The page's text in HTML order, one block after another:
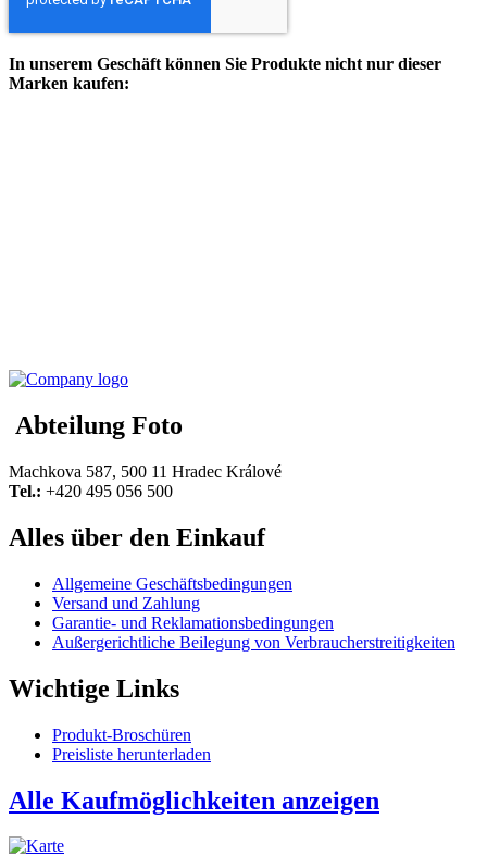
In unserem Geschäft können Sie Produkte nicht nur dieser
Marken kaufen:
Abteilung Foto
Machkova 587, 500 11 Hradec Králové
Tel.: +420 495 056 500
Alles über den Einkauf
Allgemeine Geschäftsbedingungen
Versand und Zahlung
Garantie- und Reklamationsbedingungen
Außergerichtliche Beilegung von Verbraucherstreitigkeiten
Wichtige Links
Produkt-Broschüren
Preisliste herunterladen
Alle Kaufmöglichkeiten anzeigen